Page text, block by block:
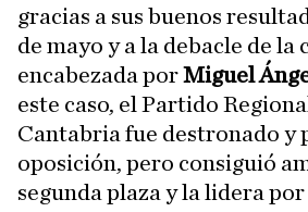
gracias a sus buenos
de mayo y a la debacle de la
encabezada porMiguel
este caso, el Partido
Cantabria fue destronado y
oposición, pero consiguió
segunda plaza y la lidera